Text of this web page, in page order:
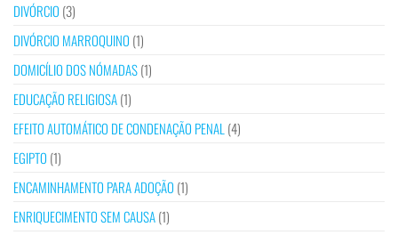
DIVÓRCIO (3)
DIVÓRCIO MARROQUINO (1)
DOMICÍLIO DOS NÓMADAS(1)
EDUCAÇÃO RELIGIOSA(1)
EFEITO AUTOMÁTICO DE CONDENAÇÃO PENAL (4)
EGIPTO (1)
ENCAMINHAMENTO PARA ADOÇÃO (1)
ENRIQUECIMENTO SEM CAUSA(1)